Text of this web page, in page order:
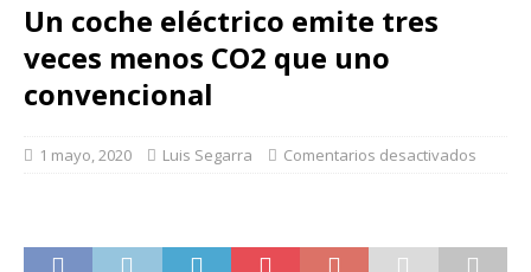
Un coche eléctrico emite tres
veces menos CO2 que uno
convencional
1 mayo, 2020 Luis Segarra Comentarios desactivados